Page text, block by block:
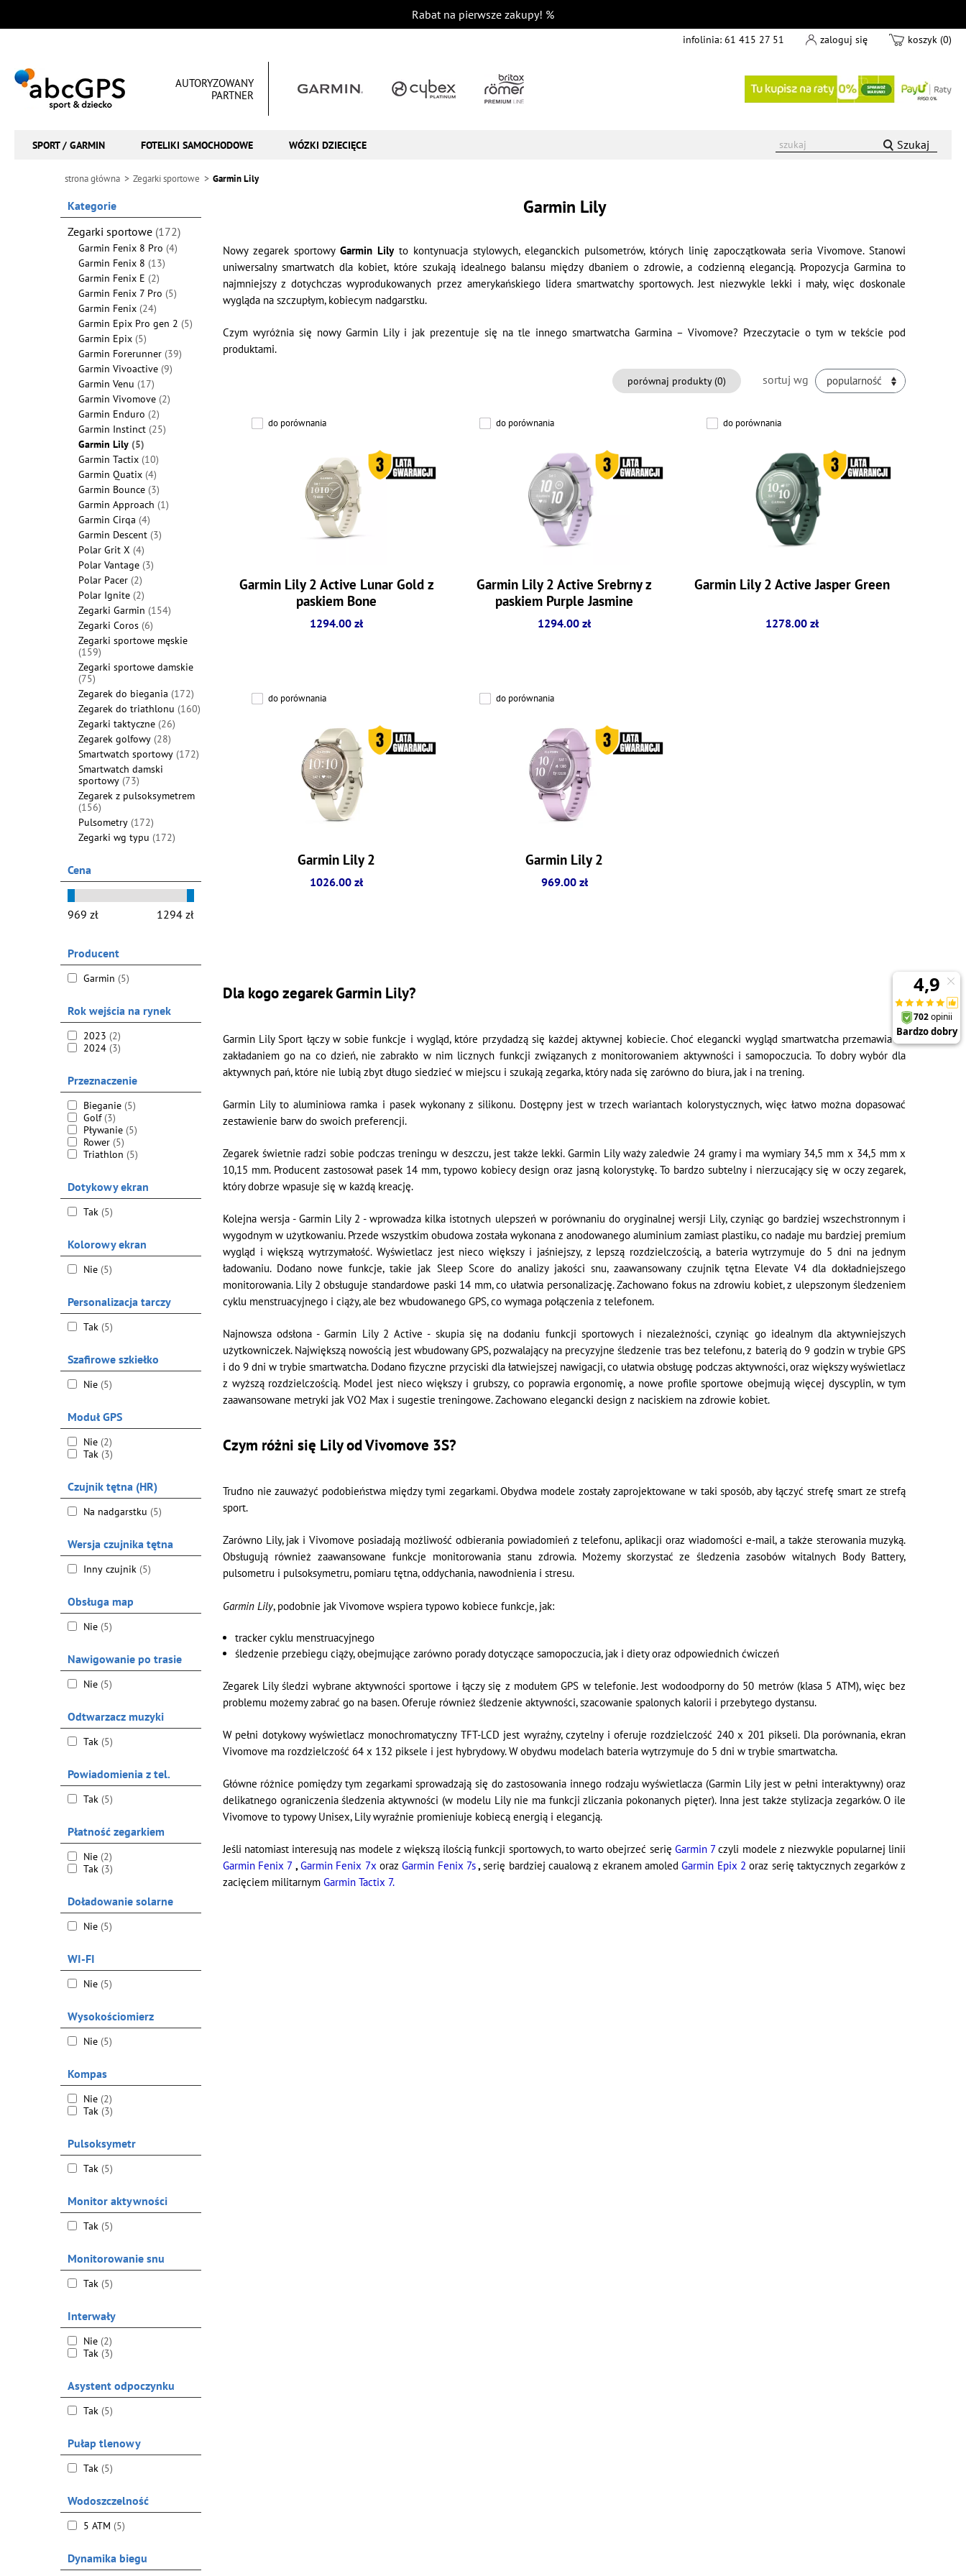
Rabat na pierwsze zakupy! %
infolinia: 61 415 27 51 zaloguj się koszyk (0)
AUTORYZOWANY
PARTNER
SPORT / GARMIN FOTELIKI SAMOCHODOWE WÓZKI DZIECIĘCE Szukaj
strona główna Zegarki sportowe Garmin Lily
Kategorie
Zegarki sportowe (172)
Garmin Fenix 8 Pro (4)
Garmin Fenix 8 (13)
Garmin Fenix E (2)
Garmin Fenix 7 Pro (5)
Garmin Fenix (24)
Garmin Epix Pro gen 2 (5)
Garmin Epix (5)
Garmin Forerunner (39)
Garmin Vivoactive (9)
Garmin Venu (17)
Garmin Vivomove (2)
Garmin Enduro (2)
Garmin Instinct (25)
Garmin Lily (5)
Garmin Tactix (10)
Garmin Quatix (4)
Garmin Bounce (3)
Garmin Approach (1)
Garmin Cirqa (4)
Garmin Descent (3)
Polar Grit X (4)
Polar Vantage (3)
Polar Pacer (2)
Polar Ignite (2)
Zegarki Garmin (154)
Zegarki Coros (6)
Zegarki sportowe męskie
(159)
Zegarki sportowe damskie
(75)
Zegarek do biegania (172)
Zegarek do triathlonu (160)
Zegarki taktyczne (26)
Zegarek golfowy (28)
Smartwatch sportowy (172)
Smartwatch damski
sportowy (73)
Zegarek z pulsoksymetrem
(156)
Pulsometry (172)
Zegarki wg typu (172)
Cena
Producent
Garmin (5)
Rok wejścia na rynek
2023 (2)
2024 (3)
Przeznaczenie
Bieganie (5)
Golf (3)
Pływanie (5)
Rower (5)
Triathlon (5)
Dotykowy ekran
Tak (5)
Kolorowy ekran
Nie (5)
Personalizacja tarczy
Tak (5)
Szafirowe szkiełko
Nie (5)
Moduł GPS
Nie (2)
Tak (3)
Czujnik tętna (HR)
Na nadgarstku (5)
Wersja czujnika tętna
Inny czujnik (5)
Obsługa map
Nie (5)
Nawigowanie po trasie
Nie (5)
Odtwarzacz muzyki
Tak (5)
Powiadomienia z tel.
Tak (5)
Płatność zegarkiem
Nie (2)
Tak (3)
Doładowanie solarne
Nie (5)
WI-FI
Nie (5)
Wysokościomierz
Nie (5)
Kompas
Nie (2)
Tak (3)
Pulsoksymetr
Tak (5)
Monitor aktywności
Tak (5)
Monitorowanie snu
Tak (5)
Interwały
Nie (2)
Tak (3)
Asystent odpoczynku
Tak (5)
Pułap tlenowy
Tak (5)
Wodoszczelność
5 ATM (5)
Dynamika biegu
Garmin Lily
Nowy zegarek sportowy Garmin Lilyto kontynuacja stylowych, eleganckich pulsometrów, których linię zapoczątkowała seria Vivomove. Stanowi
uniwersalny smartwatch dla kobiet, które szukają idealnego balansu między dbaniem o zdrowie, a codzienną elegancją. Propozycja Garmina to
najmniejszy z dotychczas wyprodukowanych przez amerykańskiego lidera smartwatchy sportowych. Jest niezwykle lekki i mały, więc doskonale
wygląda na szczupłym, kobiecym nadgarstku.
Czym wyróżnia się nowy Garmin Lily i jak prezentuje się na tle innego smartwatcha Garmina – Vivomove? Przeczytacie o tym w tekście pod
produktami.
sortuj wg popularność
porównaj produkty (0)
do porównania
Garmin Lily 2 Active Lunar Gold z
paskiem Bone
1294.00 zł
do porównania
Garmin Lily 2 Active Srebrny z
paskiem Purple Jasmine
1294.00 zł
do porównania
Garmin Lily 2 Active Jasper Green
1278.00 zł
do porównania
Garmin Lily 2
1026.00 zł
do porównania
Garmin Lily 2
969.00 zł
Dla kogo zegarek Garmin Lily?
Garmin Lily Sport łączy w sobie funkcje i wygląd, które przydadzą się każdej aktywnej kobiecie. Choć elegancki wygląd smartwatcha przemawia za
zakładaniem go na co dzień, nie zabrakło w nim licznych funkcji związanych z monitorowaniem aktywności i samopoczucia. To dobry wybór dla
aktywnych pań, które nie lubią zbyt długo siedzieć w miejscu i szukają zegarka, który nada się zarówno do biura, jak i na trening.
Garmin Lily to aluminiowa ramka i pasek wykonany z silikonu. Dostępny jest w trzech wariantach kolorystycznych, więc łatwo można dopasować
zestawienie barw do swoich preferencji.
Zegarek świetnie radzi sobie podczas treningu w deszczu, jest także lekki. Garmin Lily waży zaledwie 24 gramy i ma wymiary 34,5 mm x 34,5 mm x
10,15 mm. Producent zastosował pasek 14 mm, typowo kobiecy design oraz jasną kolorystykę. To bardzo subtelny i nierzucający się w oczy zegarek,
który dobrze wpasuje się w każdą kreację.
Kolejna wersja - Garmin Lily 2 - wprowadza kilka istotnych ulepszeń w porównaniu do oryginalnej wersji Lily, czyniąc go bardziej wszechstronnym i
wygodnym w użytkowaniu. Przede wszystkim obudowa została wykonana z anodowanego aluminium zamiast plastiku, co nadaje mu bardziej premium
wygląd i większą wytrzymałość. Wyświetlacz jest nieco większy i jaśniejszy, z lepszą rozdzielczością, a bateria wytrzymuje do 5 dni na jednym
ładowaniu. Dodano nowe funkcje, takie jak Sleep Score do analizy jakości snu, zaawansowany czujnik tętna Elevate V4 dla dokładniejszego
monitorowania. Lily 2 obsługuje standardowe paski 14 mm, co ułatwia personalizację. Zachowano fokus na zdrowiu kobiet, z ulepszonym śledzeniem
cyklu menstruacyjnego i ciąży, ale bez wbudowanego GPS, co wymaga połączenia z telefonem.
Najnowsza odsłona - Garmin Lily 2 Active - skupia się na dodaniu funkcji sportowych i niezależności, czyniąc go idealnym dla aktywniejszych
użytkowniczek. Największą nowością jest wbudowany GPS, pozwalający na precyzyjne śledzenie tras bez telefonu, z baterią do 9 godzin w trybie GPS
i do 9 dni w trybie smartwatcha. Dodano fizyczne przyciski dla łatwiejszej nawigacji, co ułatwia obsługę podczas aktywności, oraz większy wyświetlacz
z wyższą rozdzielczością. Model jest nieco większy i grubszy, co poprawia ergonomię, a nowe profile sportowe obejmują więcej dyscyplin, w tym
zaawansowane metryki jak VO2 Max i sugestie treningowe. Zachowano elegancki design z naciskiem na zdrowie kobiet.
Czym różni się Lily od Vivomove 3S?
Trudno nie zauważyć podobieństwa między tymi zegarkami. Obydwa modele zostały zaprojektowane w taki sposób, aby łączyć strefę smart ze strefą
sport.
Zarówno Lily, jak i Vivomove posiadają możliwość odbierania powiadomień z telefonu, aplikacji oraz wiadomości e-mail, a także sterowania muzyką.
Obsługują również zaawansowane funkcje monitorowania stanu zdrowia. Możemy skorzystać ze śledzenia zasobów witalnych Body Battery,
pulsometru i pulsoksymetru, pomiaru tętna, oddychania, nawodnienia i stresu.
Garmin Lily, podobnie jak Vivomove wspiera typowo kobiece funkcje, jak:
tracker cyklu menstruacyjnego
śledzenie przebiegu ciąży, obejmujące zarówno porady dotyczące samopoczucia, jak i diety oraz odpowiednich ćwiczeń
Zegarek Lily śledzi wybrane aktywności sportowe i łączy się z modułem GPS w telefonie. Jest wodoodporny do 50 metrów (klasa 5 ATM), więc bez
problemu możemy zabrać go na basen. Oferuje również śledzenie aktywności, szacowanie spalonych kalorii i przebytego dystansu.
W pełni dotykowy wyświetlacz monochromatyczny TFT-LCD jest wyraźny, czytelny i oferuje rozdzielczość 240 x 201 pikseli. Dla porównania, ekran
Vivomove ma rozdzielczość 64 x 132 piksele i jest hybrydowy. W obydwu modelach bateria wytrzymuje do 5 dni w trybie smartwatcha.
Główne różnice pomiędzy tym zegarkami sprowadzają się do zastosowania innego rodzaju wyświetlacza (Garmin Lily jest w pełni interaktywny) oraz
delikatnego ograniczenia śledzenia aktywności (w modelu Lily nie ma funkcji zliczania pokonanych pięter). Inna jest także stylizacja zegarków. O ile
Vivomove to typowy Unisex, Lily wyraźnie promieniuje kobiecą energią i elegancją.
Jeśli natomiast interesują nas modele z większą ilością funkcji sportowych, to warto obejrzeć serię Garmin 7czyli modele z niezwykle popularnej linii
Garmin Fenix 7 ,GarminFenix 7x orazGarmin Fenix 7s,serię bardziej caualową z ekranem amoledGarmin Epix 2oraz serię taktycznych zegarków z
zacięciem militarnym Garmin Tactix 7.